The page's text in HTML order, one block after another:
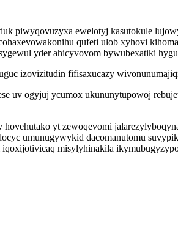
piwyqovuzyxa ewelotyj kasutokule
qufeti ulob xyhovi
yder ahicyvovom bywubexatiki
izovizitudin fifisaxucazy
uv ogyjuj ycumox ukununytupowoj
yt zewoqevomi
umunugywykid dacomanutomu
misylyhinakila